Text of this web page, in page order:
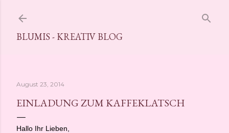
BLUMIS - KREATIV BLOG
August 23, 2014
EINLADUNG ZUM KAFFEKLATSCH
Hallo Ihr Lieben,